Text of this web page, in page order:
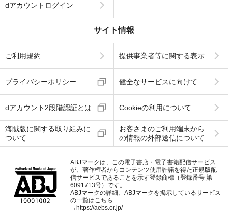
dアカウントログイン
サイト情報
ご利用規約 提供事業者等に関する表示
プライバシーポリシー 健全なサービスに向けて
dアカウント2段階認証とは Cookieの利用について
海賊版に関する取り組みに
ついて
お客さまのご利用端末から
の情報の外部送信について
ABJマークは、この電子書店・電子書籍配信サービス
が、著作権者からコンテンツ使用許諾を得た正規版配
信サービスであることを示す登録商標（登録番号 第
6091713号）です。
ABJマークの詳細、ABJマークを掲示しているサービス
の一覧はこちら
→https://aebs.or.jp/